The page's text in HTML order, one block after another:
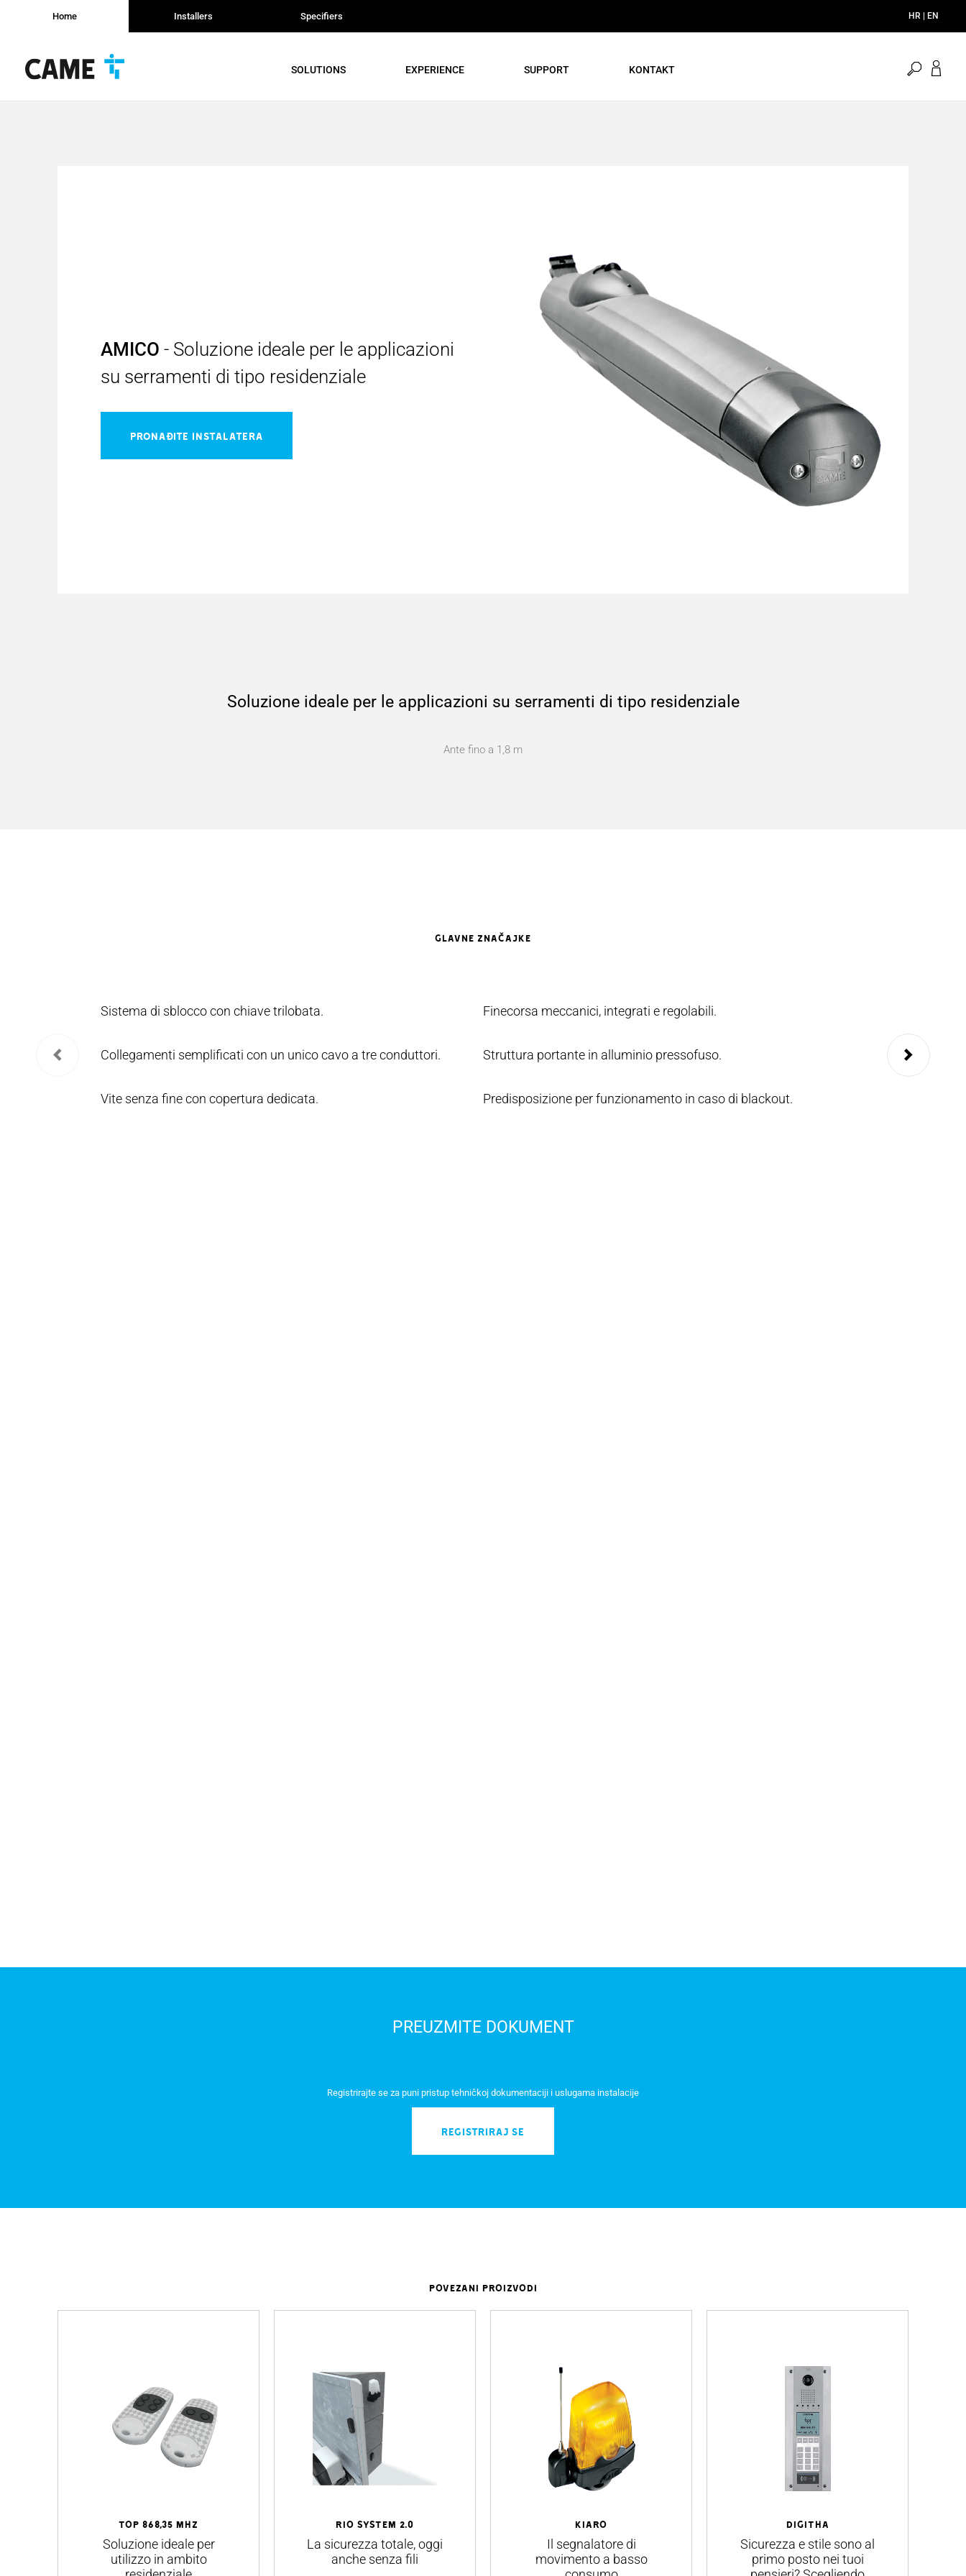
Home Installers Specifiers HR | EN
SOLUTIONS EXPERIENCE SUPPORT KONTAKT
open
AMICO - Soluzione ideale per le applicazioni
su serramenti di tipo residenziale
PRONAĐITE INSTALATERA
Soluzione ideale per le applicazioni su serramenti di tipo residenziale
Ante fino a 1,8 m
GLAVNE ZNAČAJKE
Sistema di sblocco con chiave trilobata. Finecorsa meccanici, integrati e regolabili.
Collegamenti semplificati con un unico cavo a tre conduttori. Struttura portante in alluminio pressofuso.
Vite senza fine con copertura dedicata. Predisposizione per funzionamento in caso di blackout.
PREUZMITE DOKUMENT
Registrirajte se za puni pristup tehničkoj dokumentaciji i uslugama instalacije
REGISTRIRAJ SE
POVEZANI PROIZVODI
TOP 868,35 MHz
Soluzione ideale per
utilizzo in ambito
RIO System 2.0
La sicurezza totale, oggi
anche senza fili
KIARO
Il segnalatore di
movimento a basso
DIGITHA
Sicurezza e stile sono al
primo posto nei tuoi